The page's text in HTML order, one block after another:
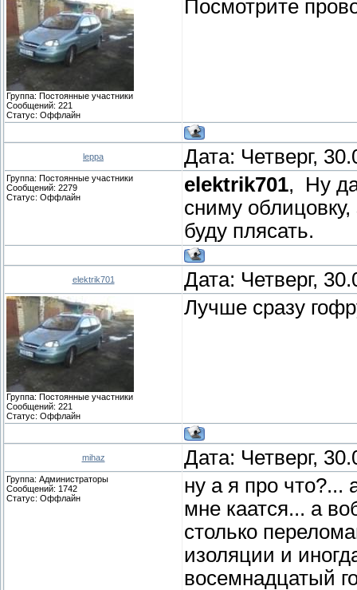
Группа: Постоянные участники
Сообщений: 221
Статус: Оффлайн
Посмотрите
leppa Дата: Четверг,
Группа: Постоянные участники
Сообщений: 2279
Статус: Оффлайн
elektrik701, Ну
сниму
буду плясать.
elektrik701 Дата: Четверг,
Группа: Постоянные участники
Сообщений: 221
Статус: Оффлайн
Лучше сразу
mihaz Дата: Четверг,
Группа: Администраторы
Сообщений: 1742
Статус: Оффлайн
ну а я про что?...
мне каатся... а
столько
изоляции и
восемнадцатый